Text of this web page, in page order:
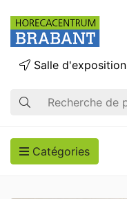
Recherche
Salle d'exposition
Catégories